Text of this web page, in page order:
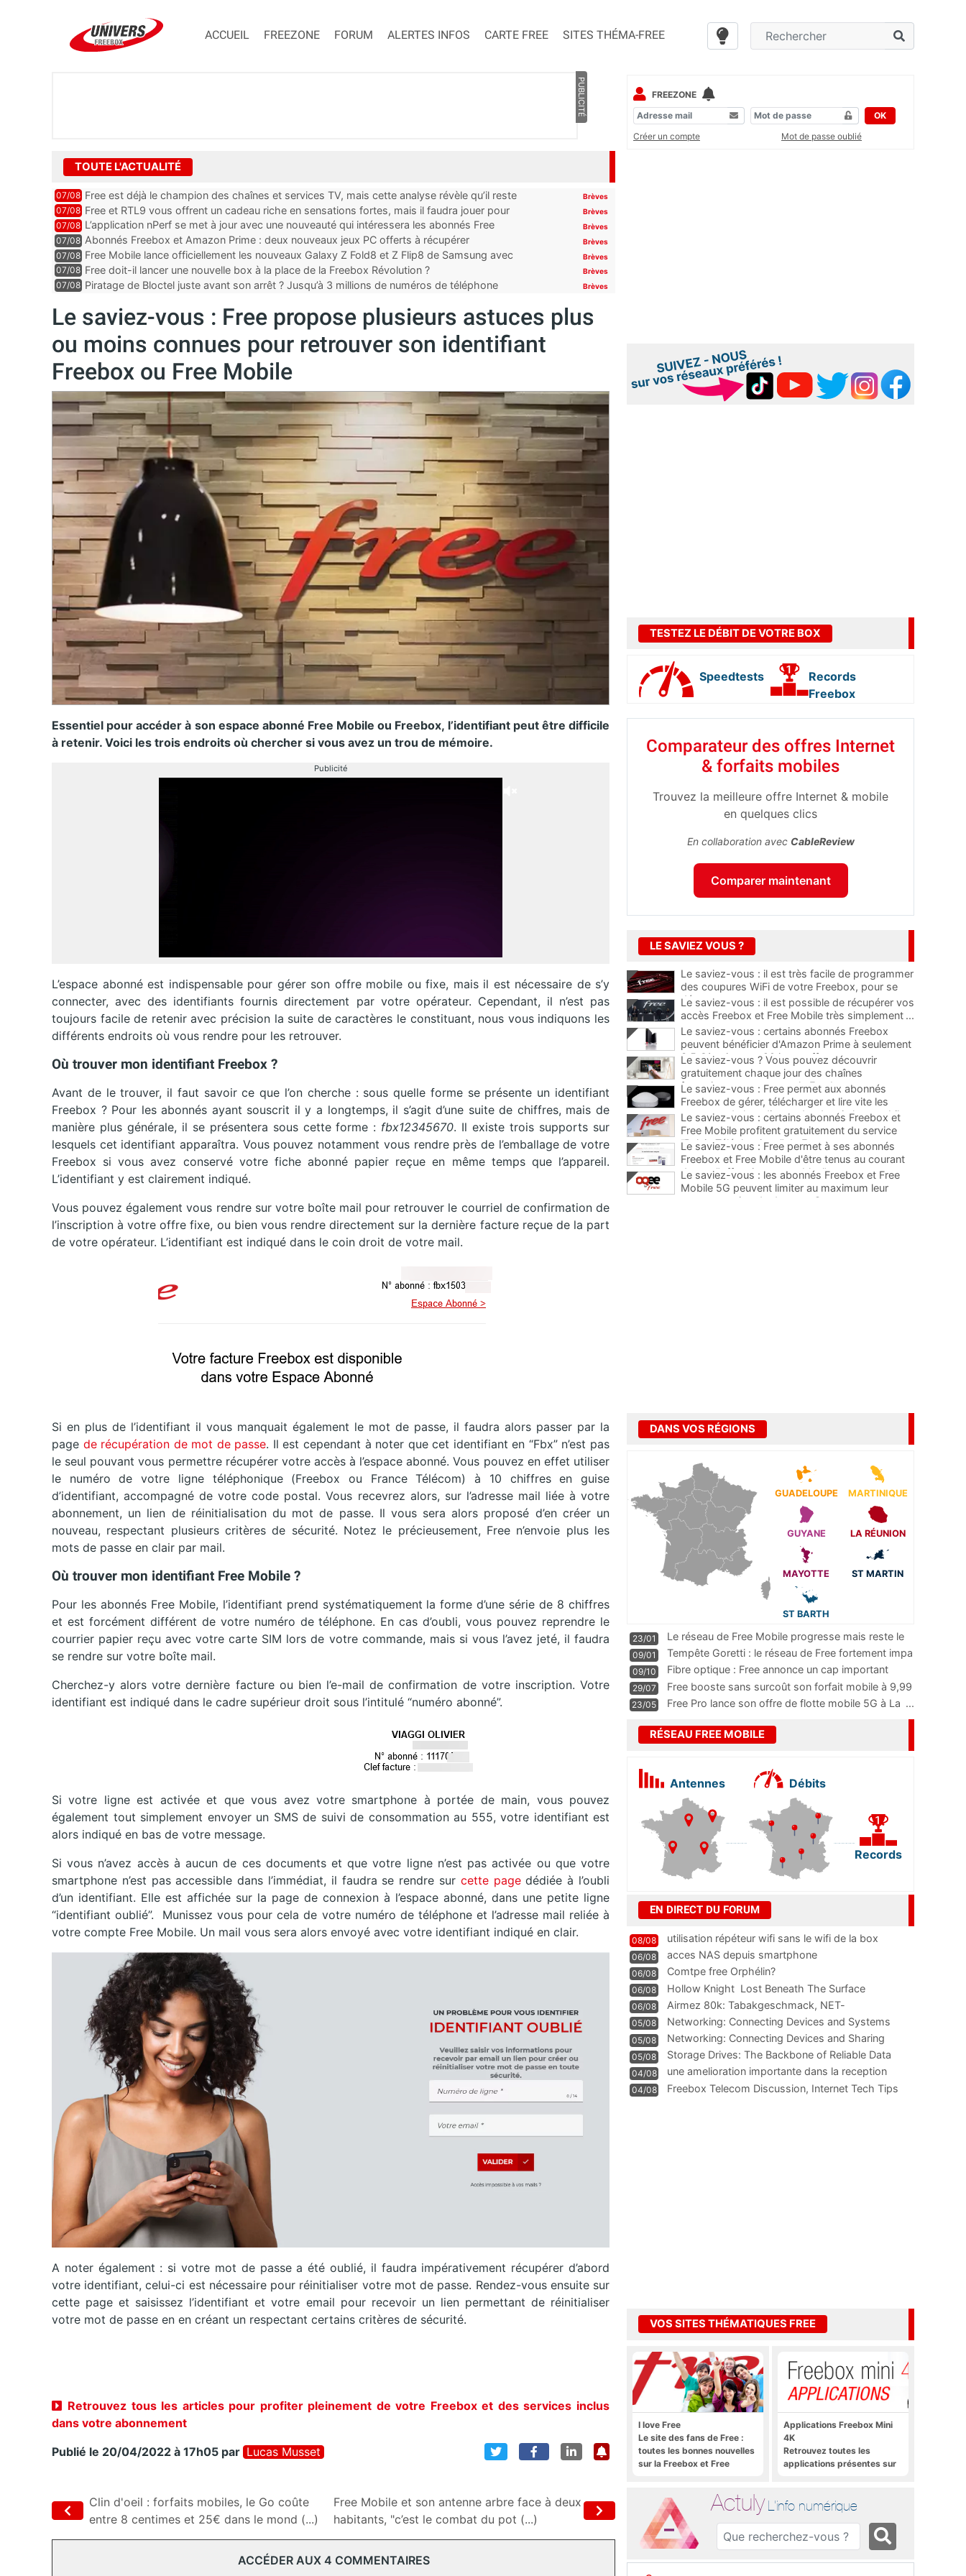
ACCUEIL FREEZONE FORUM ALERTES INFOS CARTE FREE SITES THÉMA-FREE
PUBLICITÉ
TOUTE L'ACTUALITÉ
07/08 Free est déjà le champion des chaînes et services TV, mais cette analyse révèle qu’il reste
encore au moin...
Brèves
07/08 Free et RTL9 vous offrent un cadeau riche en sensations fortes, mais il faudra jouer pour
l’obtenir
Brèves
07/08 L’application nPerf se met à jour avec une nouveauté qui intéressera les abonnés Free
Mobile, Orange, SFR ...
Brèves
07/08 Abonnés Freebox et Amazon Prime : deux nouveaux jeux PC offerts à récupérer Brèves
07/08 Free Mobile lance officiellement les nouveaux Galaxy Z Fold8 et Z Flip8 de Samsung avec
des promos et des cadeaux
Brèves
07/08 Free doit-il lancer une nouvelle box à la place de la Freebox Révolution ? Brèves
07/08 Piratage de Bloctel juste avant son arrêt ? Jusqu’à 3 millions de numéros de téléphone
Brèves
Le saviez-vous : Free propose plusieurs astuces plus
ou moins connues pour retrouver son identifiant
Freebox ou Free Mobile
Essentiel pour accéder à son espace abonné Free Mobile ou Freebox, l’identifiant peut être difficile
à retenir. Voici les trois endroits où chercher si vous avez un trou de mémoire.
Publicité
L’espace abonné est indispensable pour gérer son offre mobile ou fixe, mais il est nécessaire de s’y
connecter, avec des identifiants fournis directement par votre opérateur. Cependant, il n’est pas
toujours facile de retenir avec précision la suite de caractères le constituant, nous vous indiquons les
différents endroits où vous rendre pour les retrouver.
Où trouver mon identifiant Freebox ?
Avant de le trouver, il faut savoir ce que l’on cherche : sous quelle forme se présente un identifiant
Freebox ? Pour les abonnés ayant souscrit il y a longtemps, il s’agit d’une suite de chiffres, mais de
manière plus générale, il se présentera sous cette forme : fbx12345670. Il existe trois supports sur
lesquels cet identifiant apparaîtra. Vous pouvez notamment vous rendre près de l’emballage de votre
Freebox si vous avez conservé votre fiche abonné papier reçue en même temps que l’appareil.
L’identifiant y est clairement indiqué.
Vous pouvez également vous rendre sur votre boîte mail pour retrouver le courriel de confirmation de
l’inscription à votre offre fixe, ou bien vous rendre directement sur la dernière facture reçue de la part
de votre opérateur. L’identifiant est indiqué dans le coin droit de votre mail.
Si en plus de l’identifiant il vous manquait également le mot de passe, il faudra alors passer par la
page de récupération de mot de passe. Il est cependant à noter que cet identifiant en “Fbx” n’est pas
le seul pouvant vous permettre récupérer votre accès à l’espace abonné. Vous pouvez en effet utiliser
le numéro de votre ligne téléphonique (Freebox ou France Télécom) à 10 chiffres en guise
d’identifiant, accompagné de votre code postal. Vous recevrez alors, sur l’adresse mail liée à votre
abonnement, un lien de réinitialisation du mot de passe. Il vous sera alors proposé d’en créer un
nouveau, respectant plusieurs critères de sécurité. Notez le précieusement, Free n’envoie plus les
mots de passe en clair par mail.
Où trouver mon identifiant Free Mobile ?
Pour les abonnés Free Mobile, l’identifiant prend systématiquement la forme d’une série de 8 chiffres
et est forcément différent de votre numéro de téléphone. En cas d’oubli, vous pouvez reprendre le
courrier papier reçu avec votre carte SIM lors de votre commande, mais si vous l’avez jeté, il faudra
se rendre sur votre boîte mail.
Cherchez-y alors votre dernière facture ou bien l’e-mail de confirmation de votre inscription. Votre
identifiant est indiqué dans le cadre supérieur droit sous l’intitulé “numéro abonné”.
Si votre ligne est activée et que vous avez votre smartphone à portée de main, vous pouvez
également tout simplement envoyer un SMS de suivi de consommation au 555, votre identifiant est
alors indiqué en bas de votre message.
Si vous n’avez accès à aucun de ces documents et que votre ligne n’est pas activée ou que votre
smartphone n’est pas accessible dans l’immédiat, il faudra se rendre sur cette pagedédiée à l’oubli
d’un identifiant. Elle est affichée sur la page de connexion à l’espace abonné, dans une petite ligne
“identifiant oublié”. Munissez vous pour cela de votre numéro de téléphone et l’adresse mail reliée à
votre compte Free Mobile. Un mail vous sera alors envoyé avec votre identifiant indiqué en clair.
A noter également : si votre mot de passe a été oublié, il faudra impérativement récupérer d’abord
votre identifiant, celui-ci est nécessaire pour réinitialiser votre mot de passe. Rendez-vous ensuite sur
cette page et saisissez l’identifiant et votre email pour recevoir un lien permettant de réinitialiser
votre mot de passe en en créant un respectant certains critères de sécurité.
Retrouvez tous les articles pour profiter pleinement de votre Freebox et des services inclus
dans votre abonnement
Publié le 20/04/2022 à 17h05 par Lucas Musset
Clin d'oeil : forfaits mobiles, le Go coûte
entre 8 centimes et 25€ dans le mond (...)
Free Mobile et son antenne arbre face à deux
habitants, "c’est le combat du pot (...)
ACCÉDER AUX 4 COMMENTAIRES
FREEZONE
OK
Créer un compte
Mot de passe oublié
TESTEZ LE DÉBIT DE VOTRE BOX
Speedtests
Records
Freebox
Comparateur des offres Internet
& forfaits mobiles
Trouvez la meilleure offre Internet & mobile
en quelques clics
En collaboration avec CableReview
Comparer maintenant
LE SAVIEZ VOUS ?
Le saviez-vous : il est très facile de programmer
des coupures WiFi de votre Freebox, pour se
déconnecter
...
Le saviez-vous : il est possible de récupérer vos
accès Freebox et Free Mobile très simplement ...
Le saviez-vous : certains abonnés Freebox
peuvent bénéficier d'Amazon Prime à seulement
3,5 €/mois avec 90 jours offerts
Le saviez-vous ? Vous pouvez découvrir
gratuitement chaque jour des chaînes
françaises payantes sur la Freebox
Le saviez-vous : Free permet aux abonnés
Freebox de gérer, télécharger et lire vite les
contenus de leur disque dur depuis leur mobile
Le saviez-vous : certains abonnés Freebox et
Free Mobile profitent gratuitement du service
“Relais Téléphonique” de Free
Le saviez-vous : Free permet à ses abonnés
Freebox et Free Mobile d'être tenus au courant
de ses "offres immanquables"
Le saviez-vous : les abonnés Freebox et Free
Mobile 5G peuvent limiter au maximum leur
consommation de data sur Oqee
DANS VOS RÉGIONS
GUADELOUPE MARTINIQUE
GUYANE LA RÉUNION
MAYOTTE ST MARTIN
ST BARTH
23/01
Le réseau de Free Mobile progresse mais reste le
m
...
09/01
Tempête Goretti : le réseau de Free fortement impa
09/10
Fibre optique : Free annonce un cap important
pass
...
29/07
Free booste sans surcoût son forfait mobile à 9,99
23/05 Free Pro lance son offre de flotte mobile 5G à La ...
RÉSEAU FREE MOBILE
Antennes Débits
Records
EN DIRECT DU FORUM
08/08 utilisation répéteur wifi sans le wifi de la box
06/08 acces NAS depuis smartphone
06/08 Comtpe free Orphélin?
06/08 Hollow Knight  Lost Beneath The Surface
06/08
Airmez 80k: Tabakgeschmack, NET-
Technologie und Leistung im
05/08 Networking: Connecting Devices and Systems
05/08
Networking: Connecting Devices and Sharing
Information
05/08
Storage Drives: The Backbone of Reliable Data
Management
04/08
une amelioration importante dans la reception
WIFI
04/08
Freebox Telecom Discussion, Internet Tech Tips
VOS SITES THÉMATIQUES FREE
I love Free
Le site des fans de Free :
toutes les bonnes nouvelles
sur la Freebox et Free
Applications Freebox Mini
4K
Retrouvez toutes les
applications présentes sur
Actuly L'info numérique